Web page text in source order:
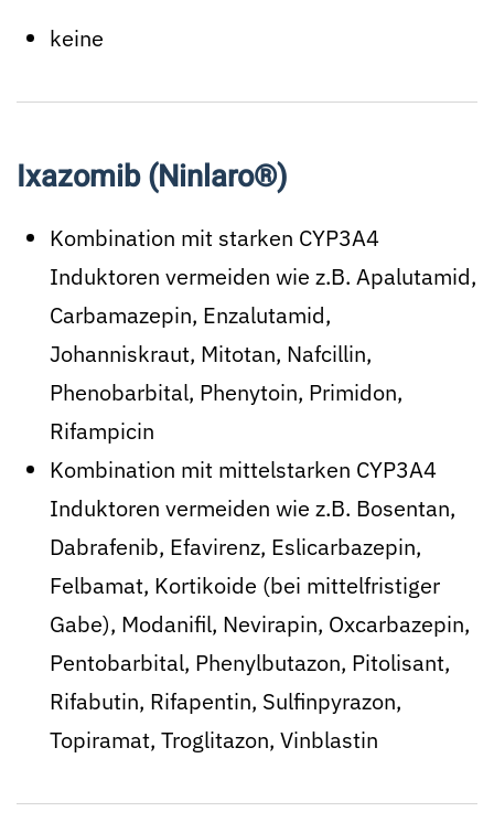
keine
Ixazomib (Ninlaro®)
Kombination mit starken CYP3A4
Induktoren vermeiden wie z.B. Apalutamid,
Carbamazepin, Enzalutamid,
Johanniskraut, Mitotan, Nafcillin,
Phenobarbital, Phenytoin, Primidon,
Rifampicin
Kombination mit mittelstarken CYP3A4
Induktoren vermeiden wie z.B. Bosentan,
Dabrafenib, Efavirenz, Eslicarbazepin,
Felbamat, Kortikoide (bei mittelfristiger
Gabe), Modanifil, Nevirapin, Oxcarbazepin,
Pentobarbital, Phenylbutazon, Pitolisant,
Rifabutin, Rifapentin, Sulfinpyrazon,
Topiramat, Troglitazon, Vinblastin